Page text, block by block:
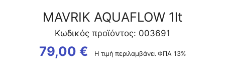
MAVRIK AQUAFLOW 1lt
Κωδικός προϊόντος: 003691
79,00 € Η τιμή περιλαμβάνει ΦΠΑ 13%